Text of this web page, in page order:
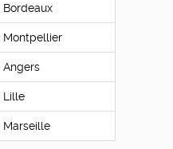
Montpellier
Lille